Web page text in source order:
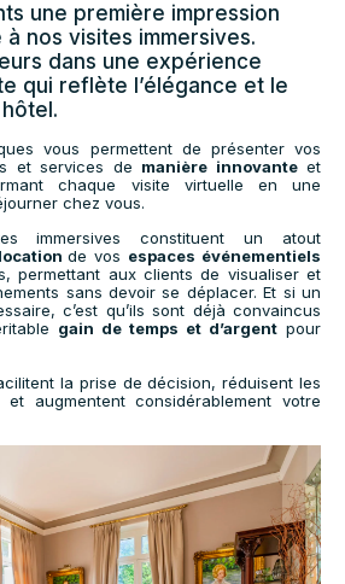
une première impression
nos visites immersives.
dans une expérience
qui reflète l’élégance et le
vous permettent de présenter vos
et services de manière innovanteet
chaque visite virtuelle en une
chez vous.
immersives constituent un atout
locationde vos espaces événementiels
permettant aux clients de visualiser et
sans devoir se déplacer. Et si un
c’est qu’ils sont déjà convaincus
gain de temps et d’argent pour
la prise de décision, réduisent les
et augmentent considérablement votre